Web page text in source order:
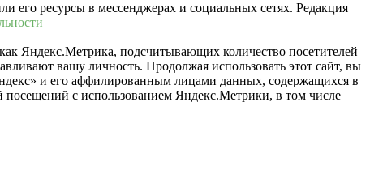
его ресурсы в мессенджерах и социальных сетях. Редакция
Яндекс.Метрика, подсчитывающих количество посетителей
вашу личность. Продолжая использовать этот сайт, вы
и его аффилированным лицами данных, содержащихся в
с использованием Яндекс.Метрики, в том числе